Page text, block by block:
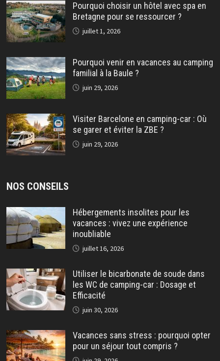
Pourquoi choisir un hôtel avec spa en
Bretagne pour se ressourcer ?
juillet 1, 2026
Pourquoi venir en vacances au camping
familial à la Baule ?
juin 29, 2026
Visiter Barcelone en camping-car : Où
se garer et éviter la ZBE ?
juin 29, 2026
NOS CONSEILS
Hébergements insolites pour les
vacances : vivez une expérience
inoubliable
juillet 16, 2026
Utiliser le bicarbonate de soude dans
les WC de camping-car : Dosage et
Efficacité
juin 30, 2026
Vacances sans stress : pourquoi opter
pour un séjour tout compris ?